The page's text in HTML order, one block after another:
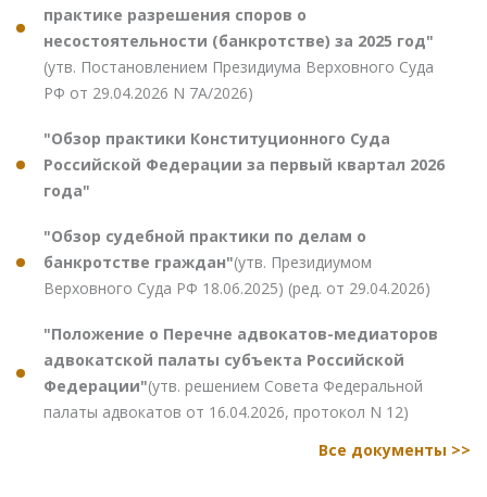
практике разрешения споров о
несостоятельности (банкротстве) за 2025 год"
(утв. Постановлением Президиума Верховного Суда
РФ от 29.04.2026 N 7А/2026)
"Обзор практики Конституционного Суда
Российской Федерации за первый квартал 2026
года"
"Обзор судебной практики по делам о
банкротстве граждан"(утв. Президиумом
Верховного Суда РФ 18.06.2025) (ред. от 29.04.2026)
"Положение о Перечне адвокатов-медиаторов
адвокатской палаты субъекта Российской
Федерации"(утв. решением Совета Федеральной
палаты адвокатов от 16.04.2026, протокол N 12)
Все документы >>